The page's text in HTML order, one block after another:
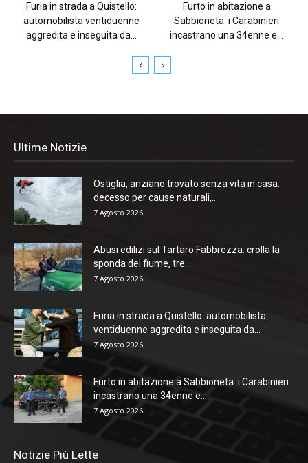
Furia in strada a Quistello:
automobilista ventiduenne
aggredita e inseguita da...
Furto in abitazione a
Sabbioneta: i Carabinieri
incastrano una 34enne e...
Ultime Notizie
Ostiglia, anziano trovato senza vita in casa:
decesso per cause naturali,...
7 Agosto 2026
Abusi edilizi sul Tartaro Fabbrezza: crolla la
sponda del fiume, tre...
7 Agosto 2026
Furia in strada a Quistello: automobilista
ventiduenne aggredita e inseguita da...
7 Agosto 2026
Furto in abitazione a Sabbioneta: i Carabinieri
incastrano una 34enne e...
7 Agosto 2026
Notizie Più Lette